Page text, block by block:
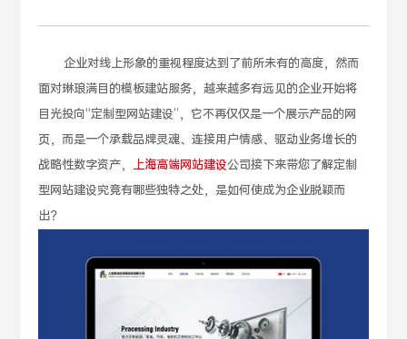
企业对线上形象的重视程度达到了前所未有的高度，然而
面对琳琅满目的模板建站服务，越来越多有远见的企业开始将
目光投向“定制型网站建设”，它不再仅仅是一个展示产品的网
页，而是一个承载品牌灵魂、连接用户情感、驱动业务增长的
战略性数字资产， 上海高端网站建设公司接下来带您了解定制
型网站建设究竟有哪些独特之处，是如何使成为企业脱颖而
出？